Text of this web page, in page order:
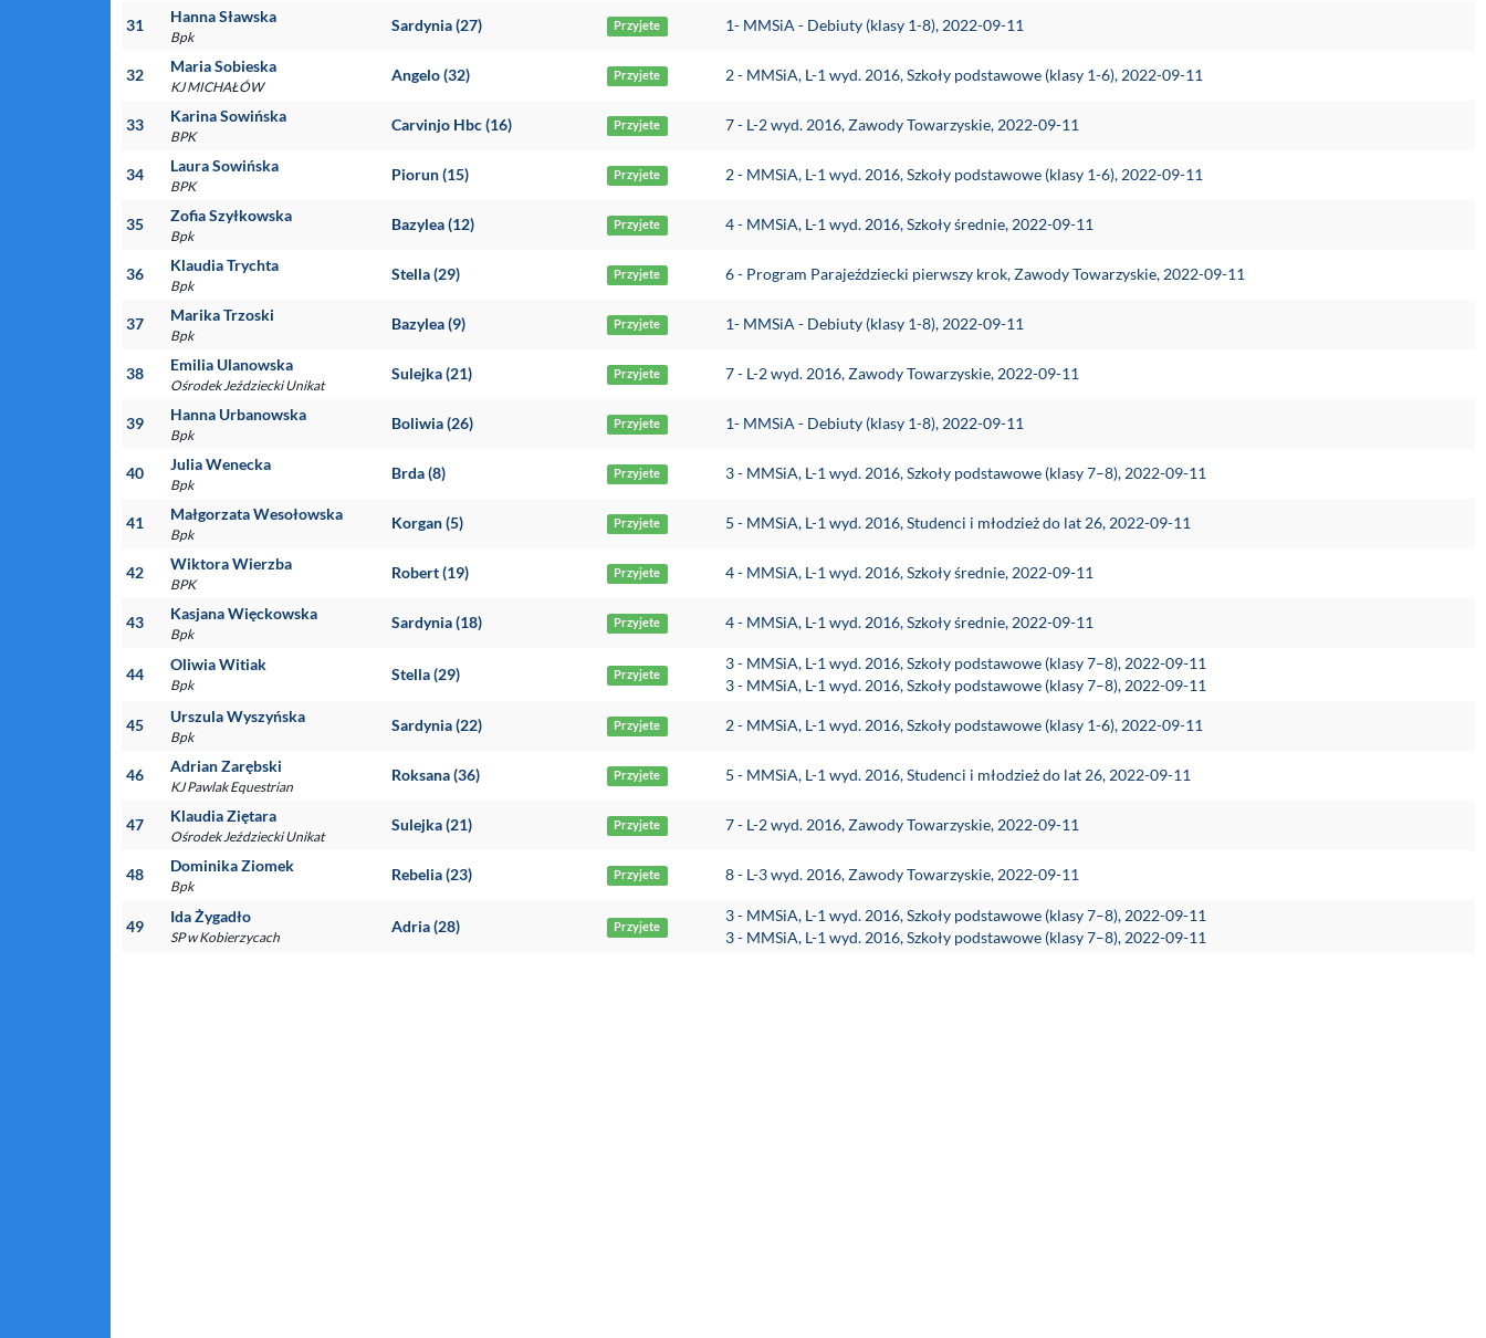
31 Hanna Sławska
Bpk
Sardynia (27) Przyjete 1- MMSiA - Debiuty (klasy 1-8), 2022-09-11
32 Maria Sobieska
KJ MICHAŁÓW
Angelo (32) Przyjete 2 - MMSiA, L-1 wyd. 2016, Szkoły podstawowe (klasy 1-6), 2022-09-11
33 Karina Sowińska
BPK
Carvinjo Hbc (16) Przyjete 7 - L-2 wyd. 2016, Zawody Towarzyskie, 2022-09-11
34 Laura Sowińska
BPK
Piorun (15) Przyjete 2 - MMSiA, L-1 wyd. 2016, Szkoły podstawowe (klasy 1-6), 2022-09-11
35 Zofia Szyłkowska
Bpk
Bazylea (12) Przyjete 4 - MMSiA, L-1 wyd. 2016, Szkoły średnie, 2022-09-11
36 Klaudia Trychta
Bpk
Stella (29) Przyjete 6 - Program Parajeździecki pierwszy krok, Zawody Towarzyskie, 2022-09-11
37 Marika Trzoski
Bpk
Bazylea (9) Przyjete 1- MMSiA - Debiuty (klasy 1-8), 2022-09-11
38 Emilia Ulanowska
Ośrodek Jeździecki Unikat
Sulejka (21) Przyjete 7 - L-2 wyd. 2016, Zawody Towarzyskie, 2022-09-11
39 Hanna Urbanowska
Bpk
Boliwia (26) Przyjete 1- MMSiA - Debiuty (klasy 1-8), 2022-09-11
40 Julia Wenecka
Bpk
Brda (8) Przyjete 3 - MMSiA, L-1 wyd. 2016, Szkoły podstawowe (klasy 7–8), 2022-09-11
41 Małgorzata Wesołowska
Bpk
Korgan (5) Przyjete 5 - MMSiA, L-1 wyd. 2016, Studenci i młodzież do lat 26, 2022-09-11
42 Wiktora Wierzba
BPK
Robert (19) Przyjete 4 - MMSiA, L-1 wyd. 2016, Szkoły średnie, 2022-09-11
43 Kasjana Więckowska
Bpk
Sardynia (18) Przyjete 4 - MMSiA, L-1 wyd. 2016, Szkoły średnie, 2022-09-11
44
Oliwia Witiak
Bpk
Stella (29) Przyjete
3 - MMSiA, L-1 wyd. 2016, Szkoły podstawowe (klasy 7–8), 2022-09-11
3 - MMSiA, L-1 wyd. 2016, Szkoły podstawowe (klasy 7–8), 2022-09-11
45 Urszula Wyszyńska
Bpk
Sardynia (22) Przyjete 2 - MMSiA, L-1 wyd. 2016, Szkoły podstawowe (klasy 1-6), 2022-09-11
46 Adrian Zarębski
KJ Pawlak Equestrian
Roksana (36) Przyjete 5 - MMSiA, L-1 wyd. 2016, Studenci i młodzież do lat 26, 2022-09-11
47 Klaudia Ziętara
Ośrodek Jeździecki Unikat
Sulejka (21) Przyjete 7 - L-2 wyd. 2016, Zawody Towarzyskie, 2022-09-11
48 Dominika Ziomek
Bpk
Rebelia (23) Przyjete 8 - L-3 wyd. 2016, Zawody Towarzyskie, 2022-09-11
49
Ida Żygadło
SP w Kobierzycach
Adria (28) Przyjete
3 - MMSiA, L-1 wyd. 2016, Szkoły podstawowe (klasy 7–8), 2022-09-11
3 - MMSiA, L-1 wyd. 2016, Szkoły podstawowe (klasy 7–8), 2022-09-11